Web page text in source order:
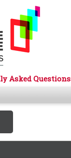
Asked Questions